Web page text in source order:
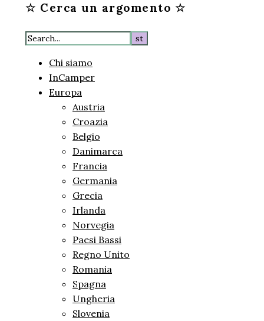
☆ Cerca un argomento ☆
Chi siamo
InCamper
Europa
Austria
Croazia
Belgio
Danimarca
Francia
Germania
Grecia
Irlanda
Norvegia
Paesi Bassi
Regno Unito
Romania
Spagna
Ungheria
Slovenia